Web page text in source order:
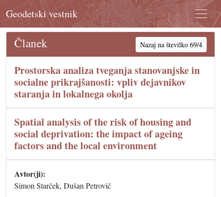
Geodetski vestnik
Članek Nazaj na številko 69/4
Prostorska analiza tveganja stanovanjske in
socialne prikrajšanosti: vpliv dejavnikov
staranja in lokalnega okolja
Spatial analysis of the risk of housing and
social deprivation: the impact of ageing
factors and the local environment
Avtor(ji):
Simon Starček, Dušan Petrovič